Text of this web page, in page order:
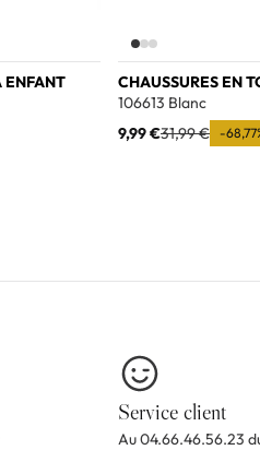
ENFANT
CHAUSSURES EN
106613 Blanc
9,99 €31,99 € -
Service client
Au 04.66.46.56.23